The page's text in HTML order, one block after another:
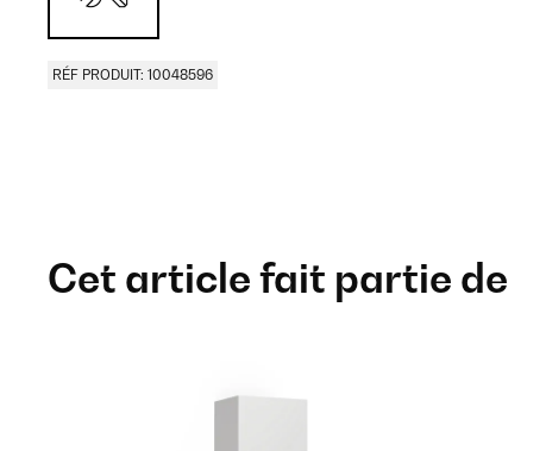
RÉF PRODUIT: 10048596
Cet article fait partie de